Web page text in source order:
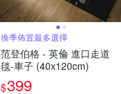
換季佈置最多選擇
范登伯格 - 英倫 進口走道
毯-車子 (40x120cm)
$399